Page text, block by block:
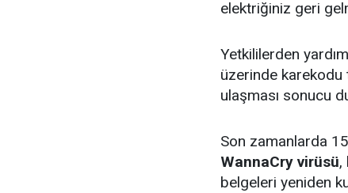
elektriğiniz geri
Yetkililerden
üzerinde karekodu
ulaşması sonucu
Son zamanlarda
WannaCry virüsü,
belgeleri yeniden